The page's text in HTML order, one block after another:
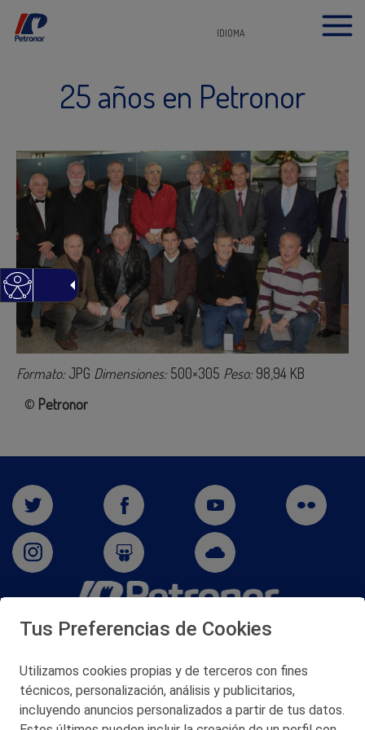
IDIOMA
25 años en Petronor
Formato: JPG Dimensiones: 500×305 Peso: 98,94 KB
© Petronor
San Martín 5-Edificio Muñatones,
© 2026 Petronor S.A.
Tus Preferencias de Cookies
Utilizamos cookies propias y de terceros con fines
técnicos, personalización, análisis y publicitarios,
incluyendo anuncios personalizados a partir de tus datos.